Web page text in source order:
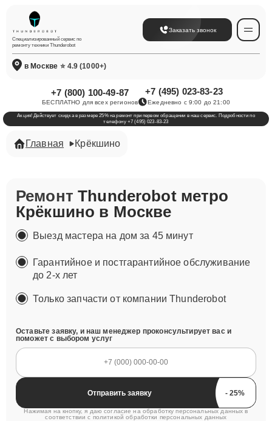
Специализированный сервис по
ремонту техники Thunderobot
Заказать звонок
в Москве ⭐ 4.9 (1000+)
+7 (800) 100-49-87
БЕСПЛАТНО для всех регионов
+7 (495) 023-83-23
Ежедневно с 9:00 до 21:00
Акция! Действует скидка в размере 25% на ремонт при первом обращении в наш сервис. Подробности по
телефону +7 (495) 023-83-23
Главная Крёкшино
РемонтThunderobot метро
Крёкшино в Москве
Выезд мастера на дом за 45 минут
Гарантийное и постгарантийное обслуживание
до 2-х лет
Только запчасти от компании Thunderobot
Оставьте заявку, и наш менеджер проконсультирует вас и
поможет с выбором услуг
Отправить заявку
Нажимая на кнопку, я даю согласие на обработку персональных данных в
соответствии с политикой обработки персональных данных